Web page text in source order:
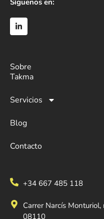
Sobre
Takma
Servicios
Blog
Contacto
+34 667 485 118
Carrer Narcís
08110